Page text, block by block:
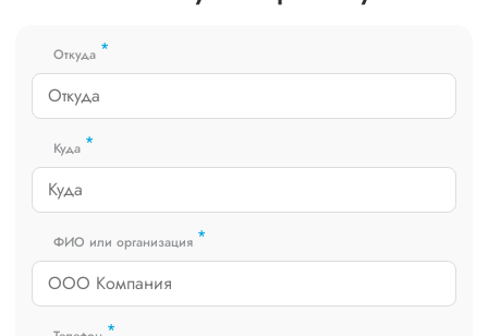
который сообщит о текущем статусе вашего груза. Чтобы
сайте или звоните по номеру
РФ).
Откуда *
Куда *
ФИО или организация *
*